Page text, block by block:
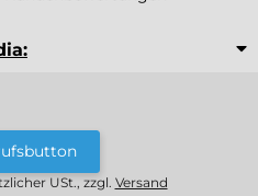
USt., zzgl. Versand